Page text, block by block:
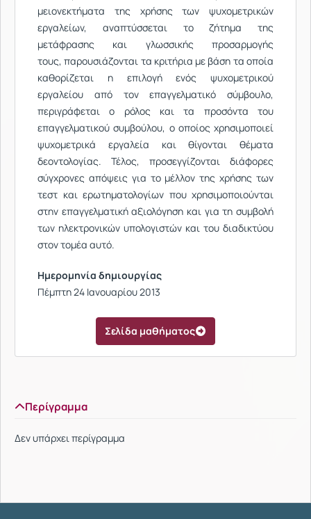
μειονεκτήματα της χρήσης των ψυχομετρικών
εργαλείων, αναπτύσσεται το ζήτημα της
μετάφρασης και γλωσσικής προσαρμογής
τους, παρουσιάζονται τα κριτήρια με βάση τα οποία
καθορίζεται η επιλογή ενός ψυχομετρικού
εργαλείου από τον επαγγελματικό σύμβουλο,
περιγράφεται ο ρόλος και τα προσόντα του
επαγγελματικού συμβούλου, ο οποίος χρησιμοποιεί
ψυχομετρικά εργαλεία και θίγονται θέματα
δεοντολογίας. Τέλος, προσεγγίζονται διάφορες
σύγχρονες απόψεις για το μέλλον της χρήσης των
τεστ και ερωτηματολογίων που χρησιμοποιούνται
στην επαγγελματική αξιολόγηση και για τη συμβολή
των ηλεκτρονικών υπολογιστών και του διαδικτύου
στον τομέα αυτό.
Ημερομηνία δημιουργίας
Πέμπτη 24 Ιανουαρίου 2013
Σελίδα μαθήματος
Περίγραμμα
Δεν υπάρχει περίγραμμα